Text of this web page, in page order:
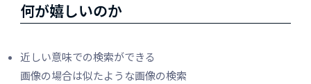
何が嬉しいのか
近しい意味での検索ができる
画像の場合は似たような画像の検索